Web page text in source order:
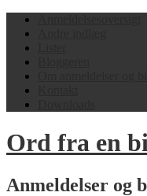
Ord fra en
Anmeldelser og